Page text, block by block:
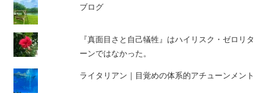
ブログ
『真面目さと自己犠牲』はハイリスク・ゼロリタ
ーンではなかった。
ライタリアン｜目覚めの体系的アチューンメント